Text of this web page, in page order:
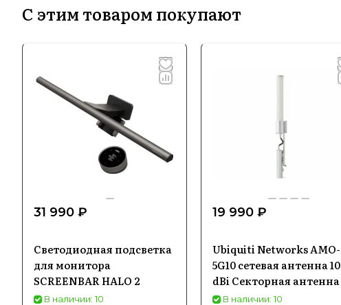
С этим товаром покупают
31 990 ₽
Светодиодная подсветка
для монитора
SCREENBAR HALO 2
В наличии: 10
19 990 ₽
Ubiquiti Networks AMO-
5G10 сетевая антенна 10
dBi Секторная антенна
В наличии: 10